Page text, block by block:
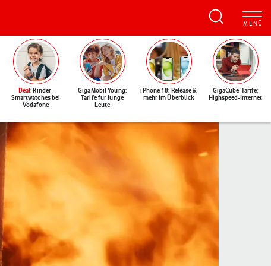
Deal: Kinder-
Smartwatches bei
Vodafone
GigaMobil Young:
Tarife für junge
Leute
iPhone 18: Release &
mehr im Überblick
GigaCube-Tarife:
Highspeed-Internet